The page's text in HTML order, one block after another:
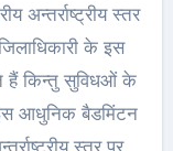
अन्तर्राष्ट्रीय स्तर
के इस
हैं किन्तु सुविधओं के
आधुनिक बैडमिंटन
स्तर पर